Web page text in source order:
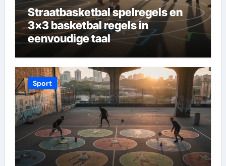
Straatbasketbal spelregels en
3×3 basketbal regels in
eenvoudige taal
Sport